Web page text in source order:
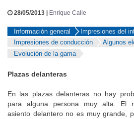
28/05/2013 | Enrique Calle
Información general
Impresiones del
Impresiones de conducción
Algunos
Evolución de la gama
Plazas delanteras
En las plazas delanteras no hay
para alguna persona muy alta. El
asiento delantero no es muy grande,